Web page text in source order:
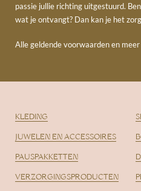
passie jullie richting uitgestuurd.
wat je ontvangt? Dan kan je het
Alle geldende voorwaarden en
KLEDING
JUWELEN EN ACCESSOIRES
PAUSPAKKETTEN
VERZORGINGSPRODUCTEN